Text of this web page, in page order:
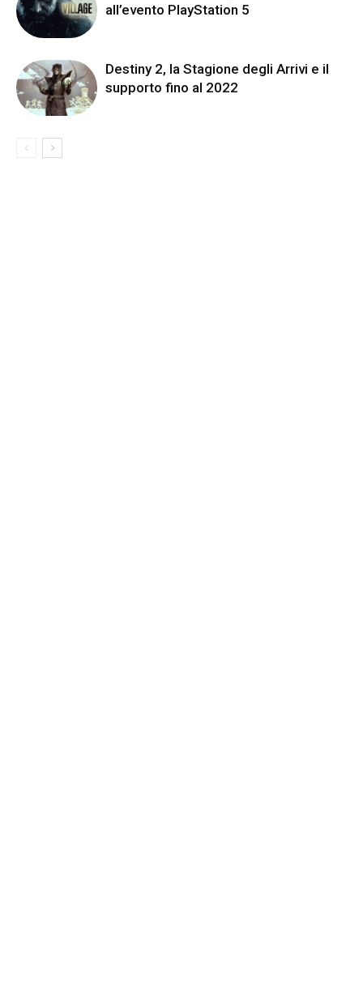
all’evento PlayStation 5
Destiny 2, la Stagione degli Arrivi e il
supporto fino al 2022